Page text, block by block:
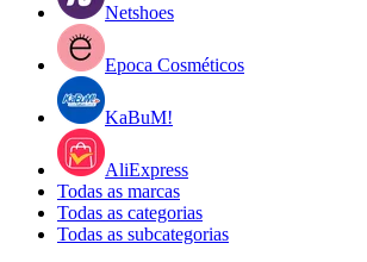
Netshoes
Epoca Cosméticos
KaBuM!
AliExpress
Todas as marcas
Todas as categorias
Todas as subcategorias